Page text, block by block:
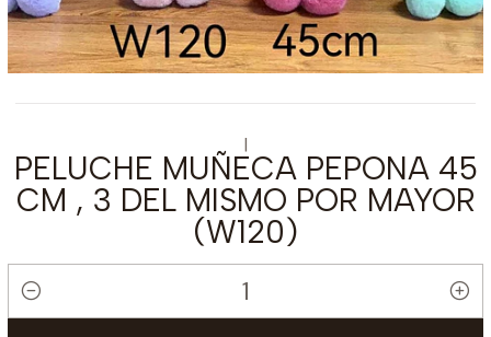
|
PELUCHE MUÑECA PEPONA 45
CM , 3 DEL MISMO POR MAYOR
(W120)
Cantidad